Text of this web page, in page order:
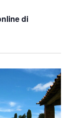
e
c
a
e
v
v
i
g
a
di